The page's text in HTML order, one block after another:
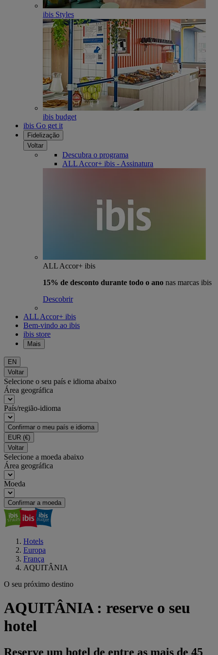
ibis Styles
ibis budget
ibis Go get it
Fidelização
Voltar
Descubra o programa
ALL Accor+ ibis - Assinatura
ALL Accor+ ibis
15% de desconto durante todo o ano nas marcas ibis
Descobrir
ALL Accor+ ibis
Bem-vindo ao ibis
ibis store
Mais
EN
Voltar
Selecione o seu país e idioma abaixo
Área geográfica
País/região-idioma
Confirmar o meu país e idioma
EUR (€)
Voltar
Selecione a moeda abaixo
Área geográfica
Moeda
Confirmar a moeda
Hotels
Europa
França
AQUITÂNIA
O seu próximo destino
AQUITÂNIA : reserve o seu
hotel
Reserve um hotel de entre as mais de 45